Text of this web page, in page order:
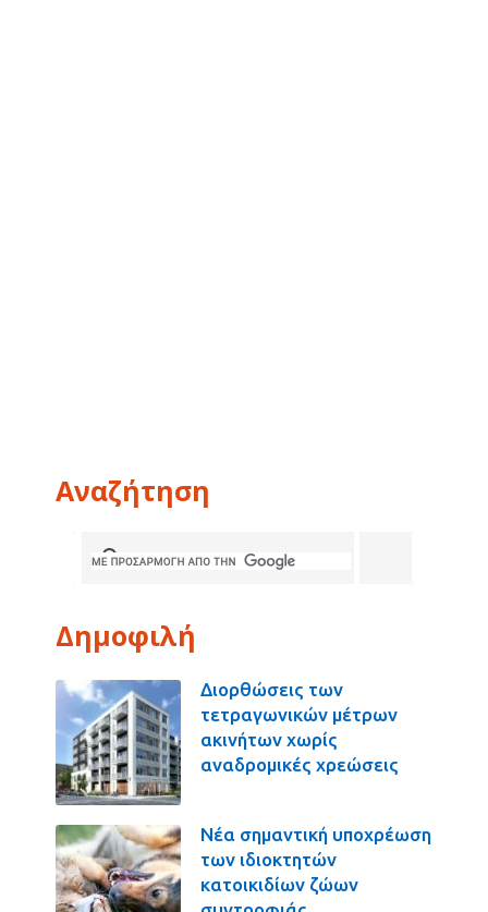
Αναζήτηση
Δημοφιλή
Διορθώσεις των
τετραγωνικών μέτρων
ακινήτων χωρίς
αναδρομικές χρεώσεις
Νέα σημαντική υποχρέωση
των ιδιοκτητών
κατοικιδίων ζώων